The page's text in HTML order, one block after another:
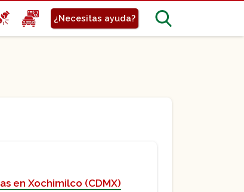
¿Necesitas ayuda?
en Xochimilco (CDMX)